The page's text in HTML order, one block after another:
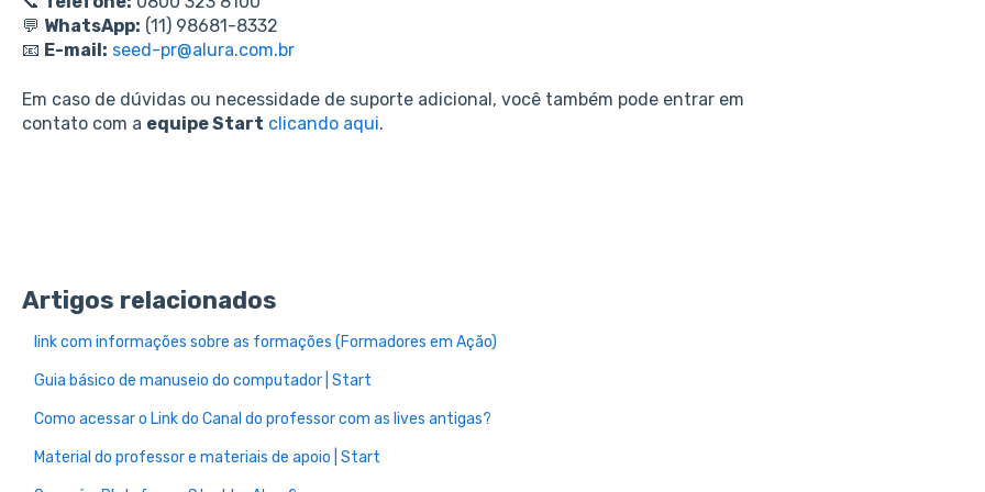
💬 WhatsApp: (11) 98681-8332
📧 E-mail: seed-pr@alura.com.br
Em caso de dúvidas ou necessidade de suporte adicional, você também pode entrar em
contato com a equipe Start clicando aqui.
Artigos relacionados
link com informações sobre as formações (Formadores em Ação)
Guia básico de manuseio do computador | Start
Como acessar o Link do Canal do professor com as lives antigas?
Material do professor e materiais de apoio | Start